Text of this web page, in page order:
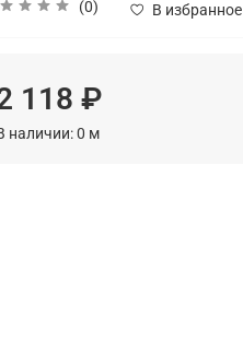
(0) В избранное
118 ₽
наличии:0 м